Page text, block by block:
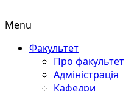
Menu
Факультет
Про факультет
Адміністрація
Кафедри